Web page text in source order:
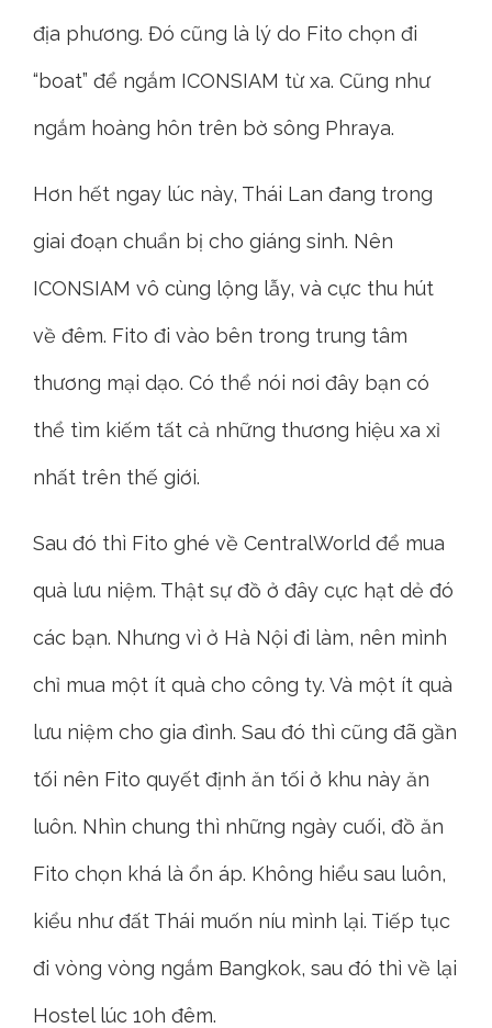
địa phương. Đó cũng là lý do Fito chọn đi
“boat” để ngắm ICONSIAM từ xa. Cũng như
ngắm hoàng hôn trên bờ sông Phraya.
Hơn hết ngay lúc này, Thái Lan đang trong
giai đoạn chuẩn bị cho giáng sinh. Nên
ICONSIAM vô cùng lộng lẫy, và cực thu hút
về đêm. Fito đi vào bên trong trung tâm
thương mại dạo. Có thể nói nơi đây bạn có
thể tìm kiếm tất cả những thương hiệu xa xỉ
nhất trên thế giới.
Sau đó thì Fito ghé về CentralWorld để mua
quà lưu niệm. Thật sự đồ ở đây cực hạt dẻ đó
các bạn. Nhưng vì ở Hà Nội đi làm, nên mình
chỉ mua một ít quà cho công ty. Và một ít quà
lưu niệm cho gia đình. Sau đó thì cũng đã gần
tối nên Fito quyết định ăn tối ở khu này ăn
luôn. Nhìn chung thì những ngày cuối, đồ ăn
Fito chọn khá là ổn áp. Không hiểu sau luôn,
kiểu như đất Thái muốn níu mình lại. Tiếp tục
đi vòng vòng ngắm Bangkok, sau đó thì về lại
Hostel lúc 10h đêm.